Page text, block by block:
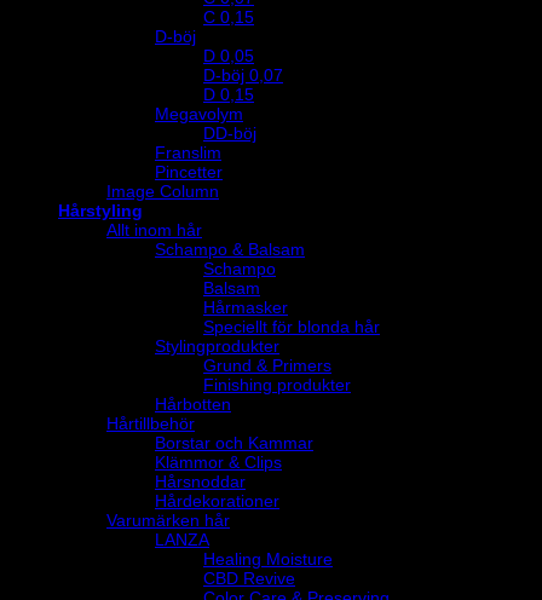
C 0,15
D-böj
D 0,05
D-böj 0,07
D 0,15
Megavolym
DD-böj
Franslim
Pincetter
Image Column
Hårstyling
Allt inom hår
Schampo & Balsam
Schampo
Balsam
Hårmasker
Speciellt för blonda hår
Stylingprodukter
Grund & Primers
Finishing produkter
Hårbotten
Hårtillbehör
Borstar och Kammar
Klämmor & Clips
Hårsnoddar
Hårdekorationer
Varumärken hår
LANZA
Healing Moisture
CBD Revive